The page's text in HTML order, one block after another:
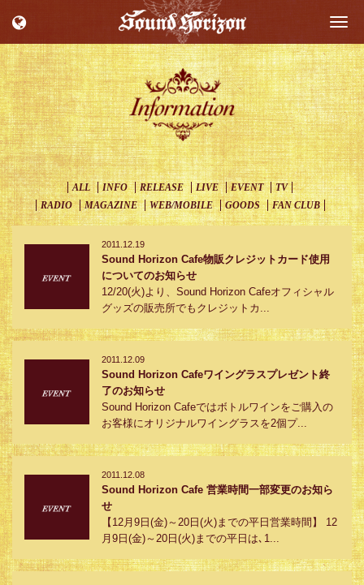
ALL INFO RELEASE LIVE EVENT
TV
RADIO
MAGAZINE WEB/MOBILE GOODS FAN CLUB
2011.12.19
Sound Horizon Cafe物販クレジットカード使用
についてのお知らせ
12/20(火)より、Sound Horizon Cafeオフィシャル
グッズの販売所でもクレジットカ...
2011.12.09
Sound Horizon Cafeワイングラスプレゼント終
了のお知らせ
Sound Horizon Cafeではボトルワインをご購入の
お客様にオリジナルワイングラスを2個プ...
2011.12.08
Sound Horizon Cafe 営業時間一部変更のお知ら
せ
【12月9日(金)～20日(火)までの平日営業時間】 12
月9日(金)～20日(火)までの平日は､1...